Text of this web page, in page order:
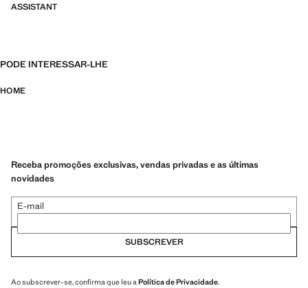
ASSISTANT
PODE INTERESSAR-LHE
HOME
Receba promoções exclusivas, vendas privadas e as últimas
novidades
E-mail
SUBSCREVER
Ao subscrever-se, confirma que leu aPolítica de Privacidade.